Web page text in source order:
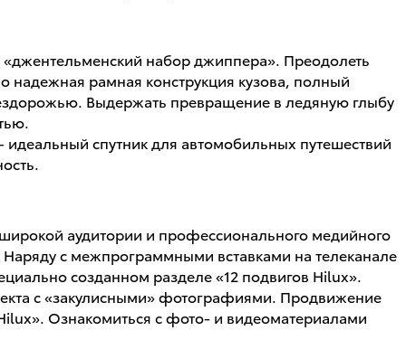
набор джиппера». Преодолеть
рамная конструкция кузова, полный
Выдержать превращение в ледяную глыбу
спутник для автомобильных путешествий
аудитории и профессионального медийного
с межпрограммными вставками на телеканале
созданном разделе «12 подвигов Hilux».
с «закулисными» фотографиями. Продвижение
Ознакомиться с фото- и видеоматериалами